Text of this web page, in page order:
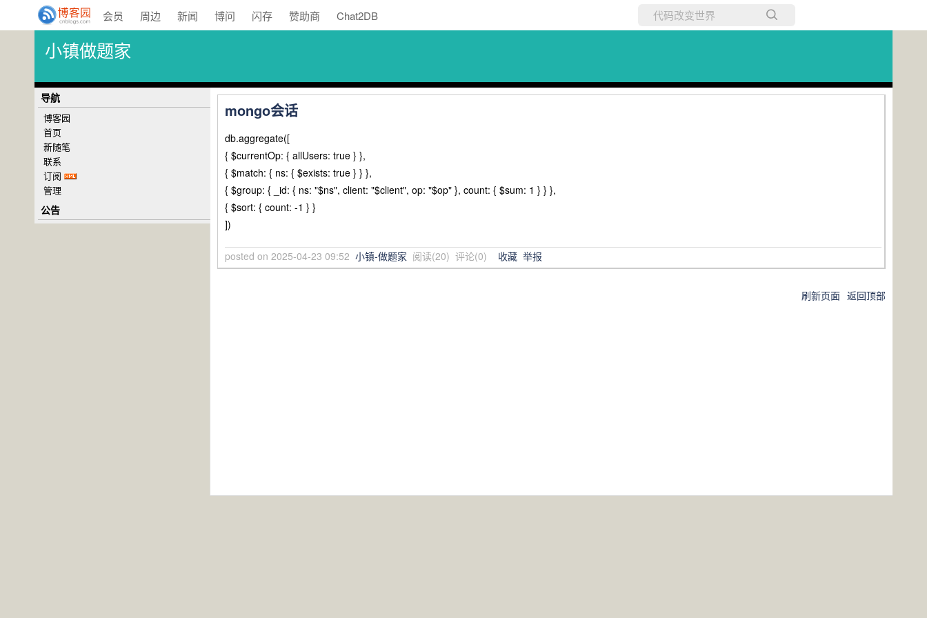
会员 周边 新闻 博问 闪存 赞助商 Chat2DB
小镇做题家
mongo会话
db.aggregate([
{ $currentOp: { allUsers: true } },
{ $match: { ns: { $exists: true } } },
{ $group: { _id: { ns: "$ns", client: "$client", op: "$op" }, count: { $sum: 1 } } },
{ $sort: { count: -1 } }
])
posted on 2025-04-23 09:52 小镇-做题家 阅读(20) 评论(0) 收藏 举报
刷新页面 返回顶部
导航
博客园
首页
新随笔
联系
订阅
管理
公告